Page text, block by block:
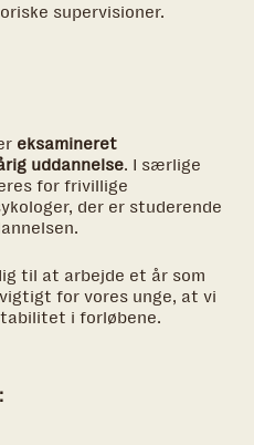
supervisioner.
eksamineret
uddannelse. I særlige
for frivillige
der er studerende
til at arbejde et år som
for vores unge, at vi
i forløbene.